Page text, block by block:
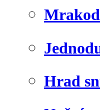
Hrad